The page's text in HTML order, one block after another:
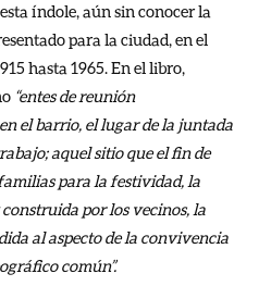
índole, aún sin conocer la
para la ciudad, en el
hasta 1965. En el libro,
“entes de reunión
el barrio, el lugar de la juntada
aquel sitio que el fin de
para la festividad, la
por los vecinos, la
al aspecto de la convivencia
común”.